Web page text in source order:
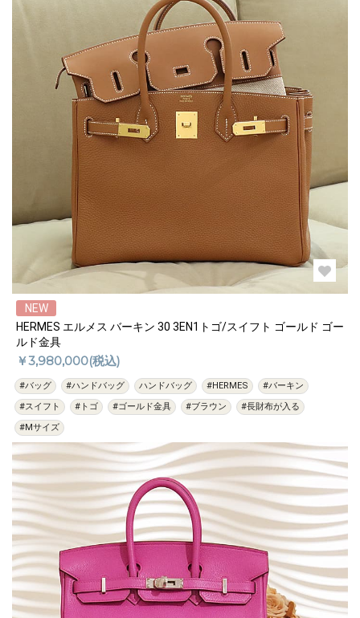
NEW
HERMES エルメス バーキン 30 3EN1トゴ/スイフト ゴールド ゴー
ルド金具
￥3,980,000(税込)
#バッグ #ハンドバッグ ハンドバッグ #HERMES
#バーキン
#スイフト
#トゴ #ゴールド金具 #ブラウン
#長財布が入る
#Mサイズ